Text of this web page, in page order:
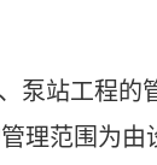
泵站工程的
理范围为由